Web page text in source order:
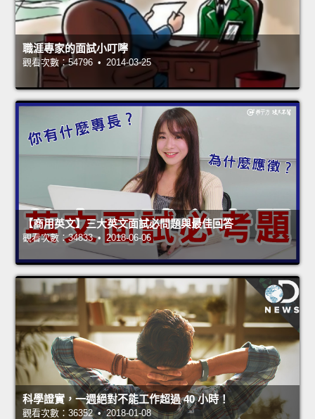
職涯專家的面試小叮嚀
觀看次數：54796 • 2014-03-25
【商用英文】三大英文面試必問題與最佳回答
觀看次數：34833 • 2018-06-06
科學證實，一週絕對不能工作超過 40 小時！
觀看次數：36352 • 2018-01-08